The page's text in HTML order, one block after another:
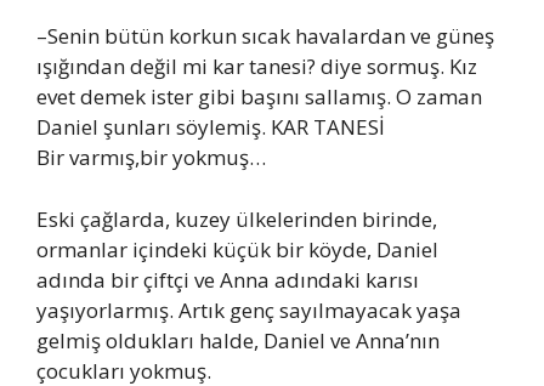
–Senin bütün korkun sıcak havalardan ve güneş
ışığından değil mi kar tanesi? diye sormuş. Kız
evet demek ister gibi başını sallamış. O zaman
Daniel şunları söylemiş. KAR TANESİ
Bir varmış,bir yokmuş…
Eski çağlarda, kuzey ülkelerinden birinde,
ormanlar içindeki küçük bir köyde, Daniel
adında bir çiftçi ve Anna adındaki karısı
yaşıyorlarmış. Artık genç sayılmayacak yaşa
gelmiş oldukları halde, Daniel ve Anna’nın
çocukları yokmuş.